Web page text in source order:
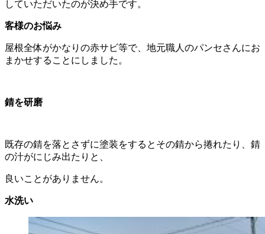
していただいたのが決め手です。
客様のお悩み
屋根全体がかなりの赤サビ等で、地元職人のパンセさんにお
まかせすることにしました。
錆を研磨
既存の錆を落とさずに塗装をするとその錆から捲れたり、錆
の汁がにじみ出たりと、
良いことがありません。
水洗い